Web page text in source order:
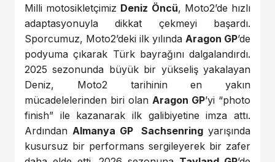
Milli motosikletçimiz Deniz Öncü, Moto2’de hızlı
adaptasyonuyla dikkat çekmeyi başardı.
Sporcumuz, Moto2’deki ilk yılında Aragon GP’de
podyuma çıkarak Türk bayrağını dalgalandırdı.
2025 sezonunda büyük bir yükseliş yakalayan
Deniz, Moto2 tarihinin en yakın
mücadelelerinden biri olan Aragon GP’yi “photo
finish” ile kazanarak ilk galibiyetine imza attı.
Ardından Almanya GP Sachsenring yarışında
kusursuz bir performans sergileyerek bir zafer